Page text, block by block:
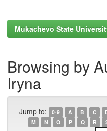
Mukachevo State
Browsing by
Iryna
Jump to: 0-9 A B C
M
N O P Q R